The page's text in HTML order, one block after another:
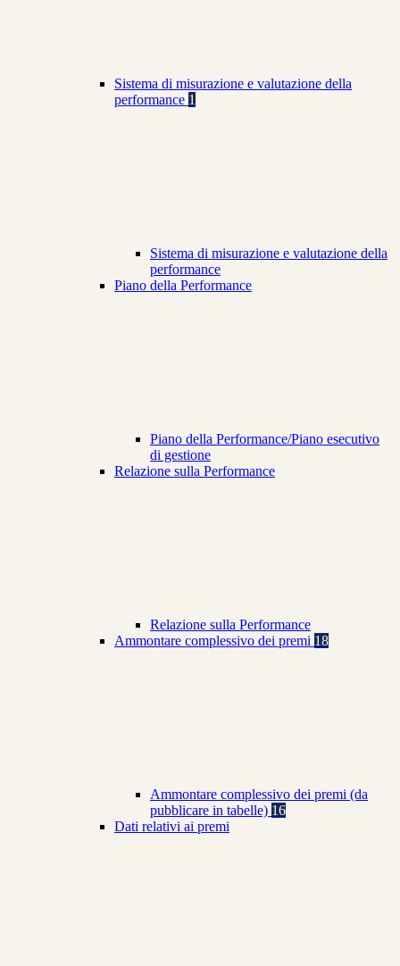
Sistema di misurazione e valutazione della
performance 1
Sistema di misurazione e valutazione della
performance
Piano della Performance
Piano della Performance/Piano esecutivo
di gestione
Relazione sulla Performance
Relazione sulla Performance
Ammontare complessivo dei premi 18
Ammontare complessivo dei premi (da
pubblicare in tabelle) 16
Dati relativi ai premi